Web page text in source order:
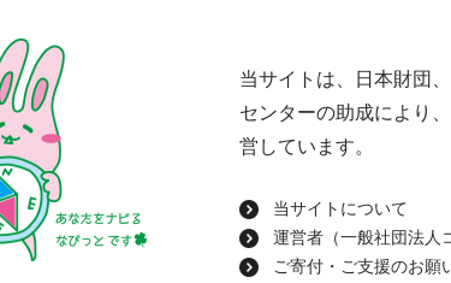
当サイトは、日本財団
センターの助成により
営しています。
当サイトについて
運営者（一般社団法人
ご寄付・ご支援のお願